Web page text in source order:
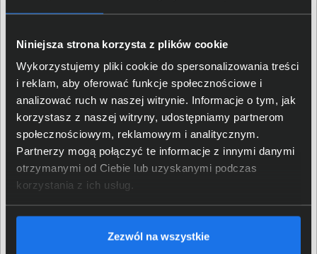
Niniejsza strona korzysta z plików cookie
Wykorzystujemy pliki cookie do spersonalizowania treści
i reklam, aby oferować funkcje społecznościowe i
analizować ruch w naszej witrynie. Informacje o tym, jak
korzystasz z naszej witryny, udostępniamy partnerom
społecznościowym, reklamowym i analitycznym.
Partnerzy mogą połączyć te informacje z innymi danymi
otrzymanymi od Ciebie lub uzyskanymi podczas
korzystania z ich usług.
Zezwól na wszystkie
Praktyczne złącza i gotowość
do pracy
AOC Q32V4 oferuje złącza HDMI 1.4 oraz DisplayPort 1.2,
ułatwiając podłączenie go zarówno do komputerów